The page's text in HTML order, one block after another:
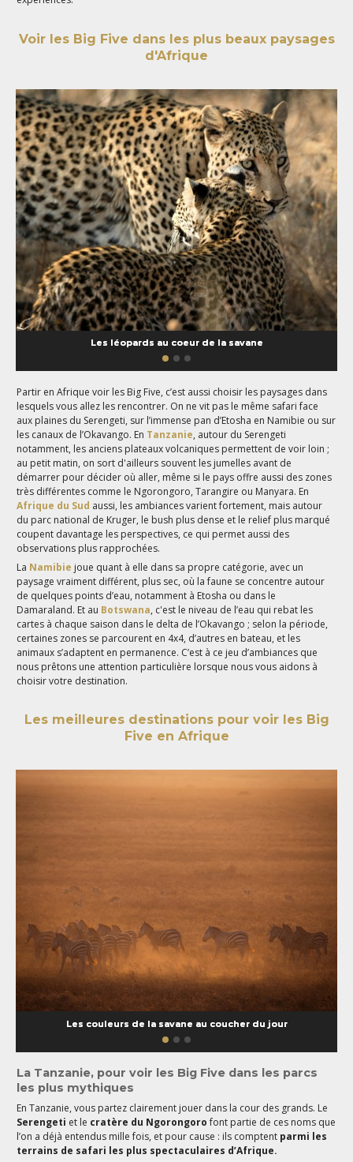
Voir les Big Five dans les plus beaux paysages
d'Afrique
Les léopards au coeur de la savane
Partir en Afrique voir les Big Five, c’est aussi choisir les paysages dans
lesquels vous allez les rencontrer. On ne vit pas le même safari face
aux plaines du Serengeti, sur l’immense pan d’Etosha en Namibie ou sur
les canaux de l’Okavango. En Tanzanie, autour du Serengeti
notamment, les anciens plateaux volcaniques permettent de voir loin ;
au petit matin, on sort d'ailleurs souvent les jumelles avant de
démarrer pour décider où aller, même si le pays offre aussi des zones
très différentes comme le Ngorongoro, Tarangire ou Manyara. En
Afrique du Sud aussi, les ambiances varient fortement, mais autour
du parc national de Kruger, le bush plus dense et le relief plus marqué
coupent davantage les perspectives, ce qui permet aussi des
observations plus rapprochées.
La Namibie joue quant à elle dans sa propre catégorie, avec un
paysage vraiment différent, plus sec, où la faune se concentre autour
de quelques points d’eau, notamment à Etosha ou dans le
Damaraland. Et au Botswana, c'est le niveau de l’eau qui rebat les
cartes à chaque saison dans le delta de l’Okavango ; selon la période,
certaines zones se parcourent en 4x4, d’autres en bateau, et les
animaux s’adaptent en permanence. C’est à ce jeu d’ambiances que
nous prêtons une attention particulière lorsque nous vous aidons à
choisir votre destination.
Les meilleures destinations pour voir les Big
Five en Afrique
Les couleurs de la savane au coucher du jour
La Tanzanie, pour voir les Big Five dans les parcs
les plus mythiques
En Tanzanie, vous partez clairement jouer dans la cour des grands. Le
Serengeti et le cratère du Ngorongorofont partie de ces noms que
l’on a déjà entendus mille fois, et pour cause : ils comptent parmi les
terrains de safari les plus spectaculaires d’Afrique.